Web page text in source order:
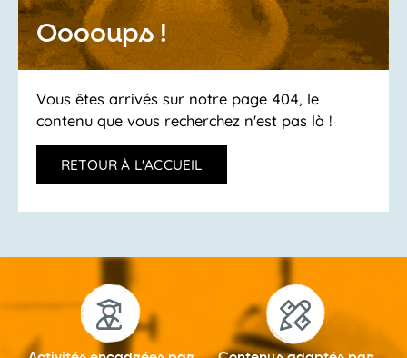
Ooooups !
Vous êtes arrivés sur notre page 404, le
contenu que vous recherchez n'est pas là !
RETOUR À L'ACCUEIL